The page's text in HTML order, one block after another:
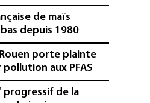
de maïs
depuis 1980
porte plainte
aux PFAS
de la